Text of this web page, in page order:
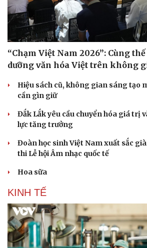
“Chạm Việt Nam 2026”: Cùng
dưỡng văn hóa Việt trên không
Hiệu sách cũ, không gian sáng tạo
cần gìn giữ
Đắk Lắk yêu cầu chuyển hóa giá trị
lực tăng trưởng
Đoàn học sinh Việt Nam xuất sắc
thi Lễ hội Âm nhạc quốc tế
Hoa sữa
KINH TẾ